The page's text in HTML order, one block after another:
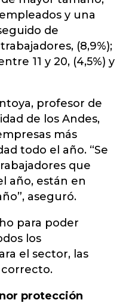
y una
de
(8,9%);
11 y 20, (4,5%) y
profesor de
de los Andes,
más
todo el año. “Se
que
año, están en
aseguró.
para poder
los
el sector, las
correcto.
protección